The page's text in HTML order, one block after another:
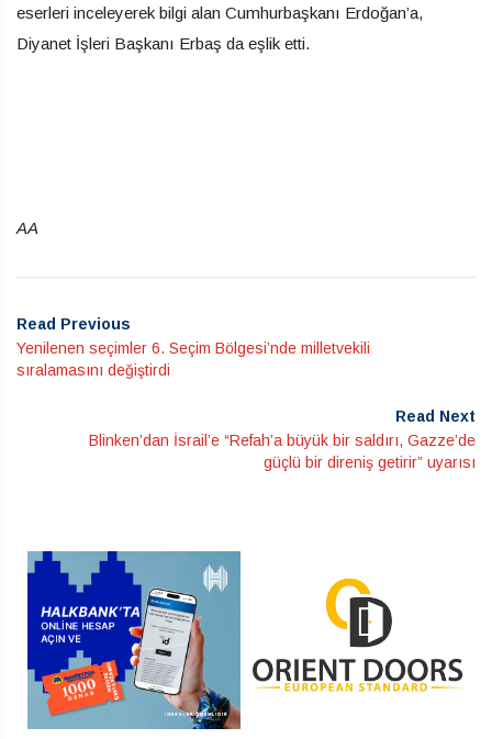
eserleri inceleyerek bilgi alan Cumhurbaşkanı Erdoğan’a,
Diyanet İşleri Başkanı Erbaş da eşlik etti.
AA
Read Previous
Yenilenen seçimler 6. Seçim Bölgesi’nde milletvekili
sıralamasını değiştirdi
Read Next
Blinken’dan İsrail’e “Refah’a büyük bir saldırı, Gazze’de
güçlü bir direniş getirir” uyarısı